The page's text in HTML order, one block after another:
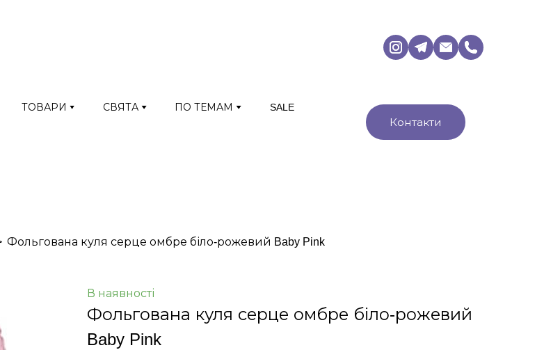
ТОВАРИ СВЯТА ПО ТЕМАМ SALE
Контакти
Фольгована куля серце омбре біло-рожевий Baby Pink
В наявності
Фольгована куля серце омбре біло-рожевий
Baby Pink